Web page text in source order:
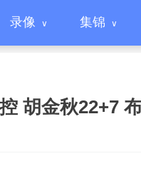
录像 集锦
胡金秋22+7